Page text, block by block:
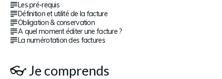
Les pré-requis
Définition et utilité de la facture
Obligation & conservation
A quel moment éditer une facture ?
La numérotation des factures
👓 Je comprends